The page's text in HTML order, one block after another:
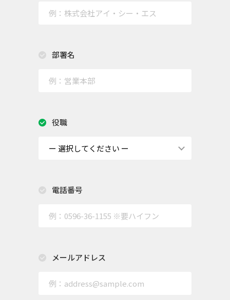
部署名
役職
電話番号
メールアドレス